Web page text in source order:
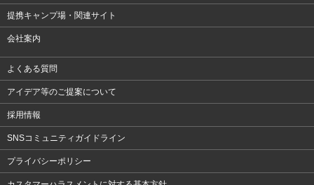
提携キャンプ場・関連サイト
会社案内
よくある質問
アイデア等のご提案について
採用情報
SNSコミュニティガイドライン
プライバシーポリシー